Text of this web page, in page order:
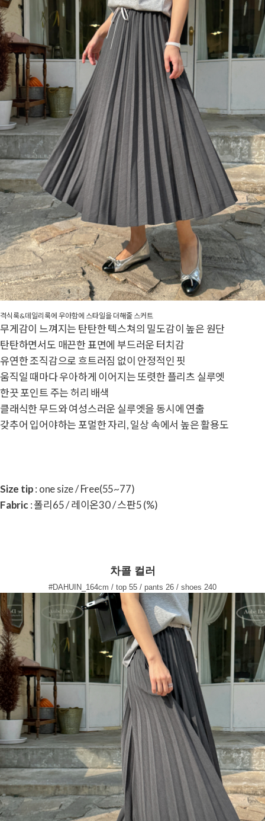
격식룩&데일리룩에 우아함에 스타일을 더해줄 스커트
무게감이 느껴지는 탄탄한 텍스쳐의 밀도감이 높은 원단
탄탄하면서도 매끈한 표면에 부드러운 터치감
유연한 조직감으로 흐트러짐 없이 안정적인 핏
움직일 때마다 우아하게 이어지는 또렷한 플리츠 실루엣
한끗 포인트 주는 허리 배색
클래식한 무드와 여성스러운 실루엣을 동시에 연출
갖추어 입어야하는 포멀한 자리, 일상 속에서 높은 활용도
Size tip: one size / Free(55~77)
Fabric: 폴리65 / 레이온30 / 스판5 (%)
차콜 컬러
#DAHUIN_164cm / top 55 / pants 26 / shoes 240